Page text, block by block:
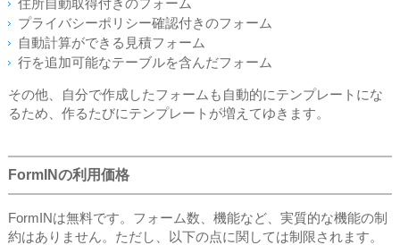
住所自動取得付きのフォーム
プライバシーポリシー確認付きのフォーム
自動計算ができる見積フォーム
行を追加可能なテーブルを含んだフォーム
その他、自分で作成したフォームも自動的にテンプレートにな
るため、作るたびにテンプレートが増えてゆきます。
FormINの利用価格
FormINは無料です。フォーム数、機能など、実質的な機能の制
約はありません。ただし、以下の点に関しては制限されます。